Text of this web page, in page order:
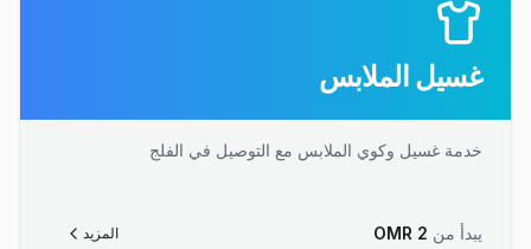
غسيل الملابس
خدمة غسيل وكوي الملابس مع التوصيل في الفلج
يبدأ من OMR 2 المزيد